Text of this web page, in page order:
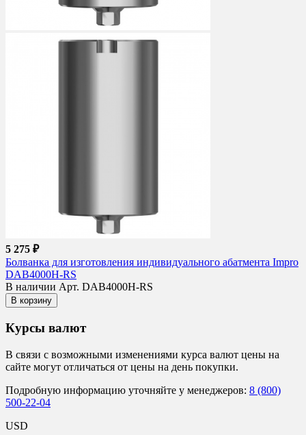
5 275 ₽
Болванка для изготовления индивидуального абатмента Impro
DAB4000H-RS
В наличии Арт. DAB4000H-RS
В корзину
Курсы валют
В связи с возможными изменениями курса валют цены на
сайте могут отличаться от цены на день покупки.
Подробную информацию уточняйте у менеджеров: 8 (800)
500-22-04
USD